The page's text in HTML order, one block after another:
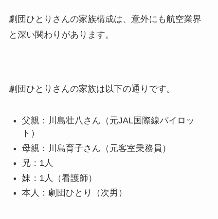
劇団ひとりさんの家族構成は、意外にも航空業界
と深い関わりがあります。
劇団ひとりさんの家族は以下の通りです。
父親：川島壮八さん（元JAL国際線パイロッ
ト）
母親：川島育子さん（元客室乗務員）
兄：1人
妹：1人（看護師）
本人：劇団ひとり（次男）